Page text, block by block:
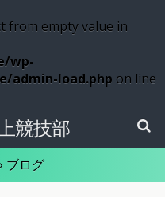
from empty value in
wp-
admin-load.php on line
競技部
ブログ